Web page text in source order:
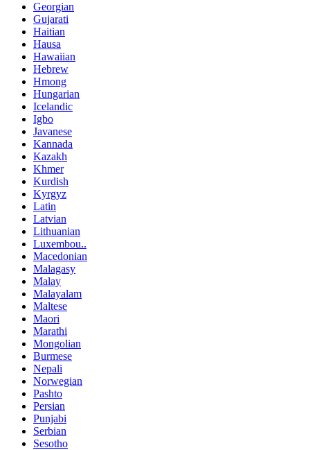
Georgian
Gujarati
Haitian
Hausa
Hawaiian
Hebrew
Hmong
Hungarian
Icelandic
Igbo
Javanese
Kannada
Kazakh
Khmer
Kurdish
Kyrgyz
Latin
Latvian
Lithuanian
Luxembou..
Macedonian
Malagasy
Malay
Malayalam
Maltese
Maori
Marathi
Mongolian
Burmese
Nepali
Norwegian
Pashto
Persian
Punjabi
Serbian
Sesotho